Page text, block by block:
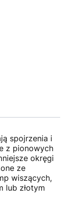
spojrzenia i
z pionowych
okręgi
ze
wiszących,
lub złotym